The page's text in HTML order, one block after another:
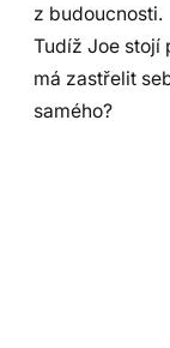
z budoucnosti.
Tudíž Joe stojí
má zastřelit
samého?